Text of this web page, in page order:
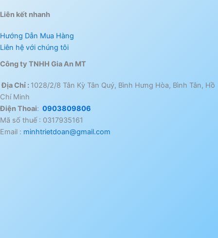
Liên kết nhanh
Hướng Dẫn Mua Hàng
Liên hệ với chúng tôi
Công ty TNHH Gia An MT
Địa Chỉ : 1028/2/8 Tân Kỳ Tân Quý, Bình Hưng Hòa, Bình Tân, Hồ
Chí Minh
Điện Thoai: 0903809806
Mã số thuế : 0317935161
Email : minhtrietdoan@gmail.com